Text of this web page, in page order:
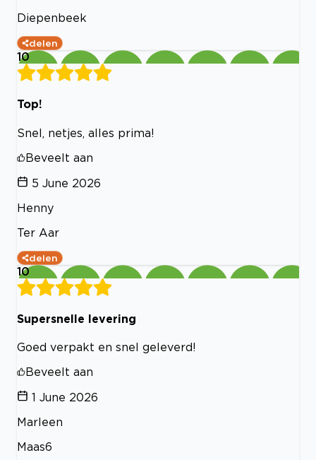
Diepenbeek
delen
10
Top!
Snel, netjes, alles prima!
Beveelt aan
5 June 2026
Henny
Ter Aar
delen
10
Supersnelle levering
Goed verpakt en snel geleverd!
Beveelt aan
1 June 2026
Marleen
Maas6